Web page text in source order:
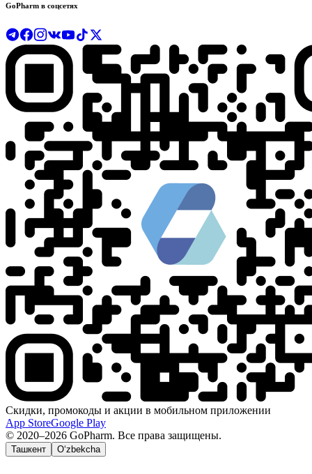
GoPharm в соцсетях
Скидки, промокоды и акции в мобильном приложении
App StoreGoogle Play
© 2020–2026 GoPharm. Все права защищены.
Ташкент O‘zbekcha